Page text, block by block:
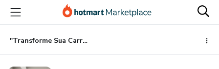
para
conteúdo
principal
para
pagamento
para
rodapé
"Transforme Sua Carreira: Inteligência Emocional nas vendas"